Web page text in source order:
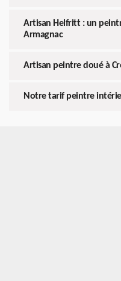
Artisan Helfritt : un
Armagnac
Artisan peintre doué à
Notre tarif peintre